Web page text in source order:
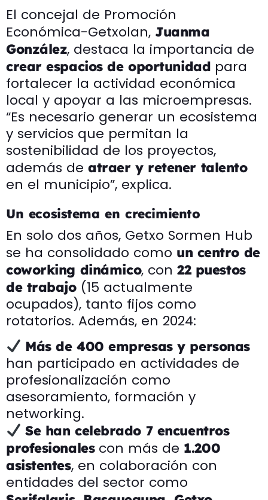
El concejal de Promoción
Económica-Getxolan, Juanma
González, destaca la importancia de
crear espacios de oportunidad para
fortalecer la actividad económica
local y apoyar a las microempresas.
“Es necesario generar un ecosistema
y servicios que permitan la
sostenibilidad de los proyectos,
además de atraer y retener talento
en el municipio”, explica.
Un ecosistema en crecimiento
En solo dos años, Getxo Sormen Hub
se ha consolidado como un centro de
coworking dinámico, con22 puestos
de trabajo(15 actualmente
ocupados), tanto fijos como
rotatorios. Además, en 2024:
Más de 400 empresas y personas
han participado en actividades de
profesionalización como
asesoramiento, formación y
networking.
Se han celebrado 7 encuentros
profesionalescon más de 1.200
asistentes, en colaboración con
entidades del sector como